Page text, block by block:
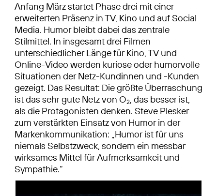
Anfang März startet Phase drei mit einer
erweiterten Präsenz in TV, Kino und auf Social
Media. Humor bleibt dabei das zentrale
Stilmittel. In insgesamt drei Filmen
unterschiedlicher Länge für Kino, TV und
Online-Video werden kuriose oder humorvolle
Situationen der Netz-Kundinnen und -Kunden
gezeigt. Das Resultat: Die größte Überraschung
ist das sehr gute Netz von O2, das besser ist,
als die Protagonisten denken. Steve Plesker
zum verstärkten Einsatz von Humor in der
Markenkommunikation: „Humor ist für uns
niemals Selbstzweck, sondern ein messbar
wirksames Mittel für Aufmerksamkeit und
Sympathie.“